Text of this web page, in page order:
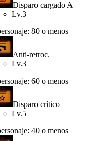
Disparo cargado A
Lv.3
80 o menos
Anti-retroc.
Lv.3
60 o menos
Disparo crítico
Lv.5
40 o menos